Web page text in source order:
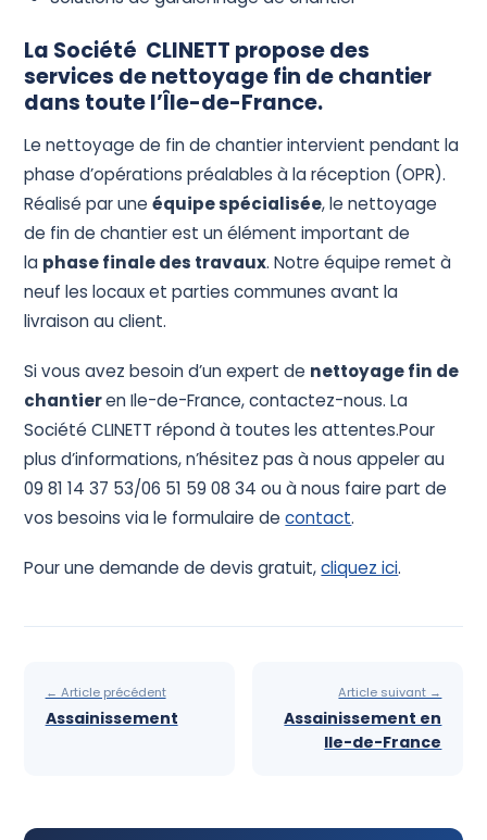
La Société CLINETT propose des
services de nettoyage fin de chantier
dans toute l’Île-de-France.
Le nettoyage de fin de chantier intervient pendant la
phase d’opérations préalables à la réception (OPR).
Réalisé par uneéquipe spécialisée, le nettoyage
de fin de chantier est un élément important de
la phase finale des travaux. Notre équipe remet à
neuf les locaux et parties communes avant la
livraison au client.
Si vous avez besoin d’un expert de nettoyage fin de
chantieren Ile-de-France, contactez-nous. La
Société CLINETT répond à toutes les attentes.Pour
plus d’informations, n’hésitez pas à nous appeler au
09 81 14 37 53/06 51 59 08 34 ou à nous faire part de
vos besoins via le formulaire decontact.
Pour une demande de devis gratuit,cliquez ici.
← Article précédent
Assainissement
Article suivant →
Assainissement en
Ile-de-France